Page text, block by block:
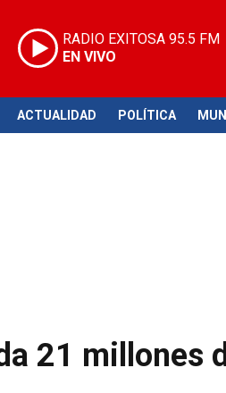
RADIO EXITOSA 95.5 FM
EN VIVO
ACTUALIDAD POLÍTICA
21 millones